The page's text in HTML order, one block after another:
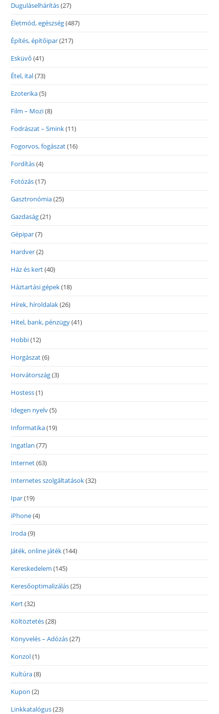
Duguláselhárítás(27)
Életmód, egészség(487)
Építés, építőipar(217)
Esküvő (41)
Étel, ital(73)
Ezoterika(5)
Film – Mozi(8)
Fodrászat – Smink(11)
Fogorvos, fogászat(16)
Fordítás(4)
Fotózás(17)
Gasztronómia(25)
Gazdaság(21)
Gépipar(7)
Hardver(2)
Ház és kert(40)
Háztartási gépek(18)
Hírek, híroldalak(26)
Hitel, bank, pénzügy(41)
Hobbi(12)
Horgászat(6)
Horvátország(3)
Hostess(1)
Idegen nyelv(5)
Informatika(19)
Ingatlan (77)
Internet(63)
Internetes szolgáltatások(32)
Ipar(19)
iPhone(4)
Iroda(9)
Játék, online játék(144)
Kereskedelem (145)
Keresőoptimalizálás(25)
Kert(32)
Költöztetés(28)
Könyvelés – Adózás(27)
Konzol(1)
Kultúra(8)
Kupon (2)
Linkkatalógus(23)